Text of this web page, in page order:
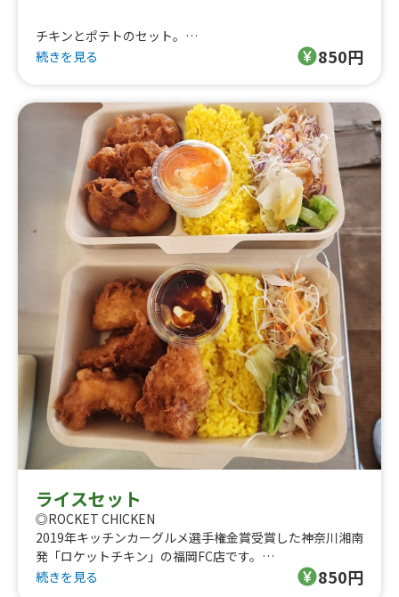
チキンとポテトのセット。
◎ROCKET CHICKEN
チキンは、独自配合のスパイスと独自開発した衣により、
今までにない食感を実現！サク、ふわ、ジューシー、なの
に重くない、新感覚のフライドチキン！
鶏肉、野菜、米は国産にこだわってます。
続きを見る 850円
ライスセット
◎ROCKET CHICKEN
2019年キッチンカーグルメ選手権金賞受賞した神奈川湘南
発「ロケットチキン」の福岡FC店です。
チキンは、独自配合のスパイスと独自開発した衣により、
続きを見る 850円